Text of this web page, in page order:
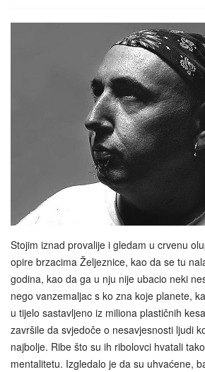
Stojim iznad provalije i gledam u crvenu
opire brzacima Željeznice, kao da se tu
godina, kao da ga u nju nije ubacio neki
nego vanzemaljac s ko zna koje planete,
u tijelo sastavljeno iz miliona plastičnih
završile da svjedoče o nesavjesnosti ljudi
najbolje. Ribe što su ih ribolovci hvatali
mentalitetu. Izgledalo je da su uhvaćene,